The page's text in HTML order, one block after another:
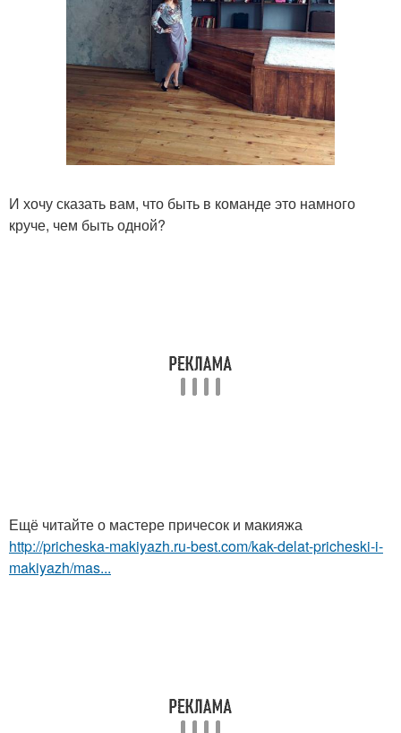
И хочу сказать вам, что быть в команде это намного
круче, чем быть одной?
Ещё читайте о мастере причесок и макияжа
http://pricheska-makiyazh.ru-best.com/kak-delat-pricheski-i-
makiyazh/mas...